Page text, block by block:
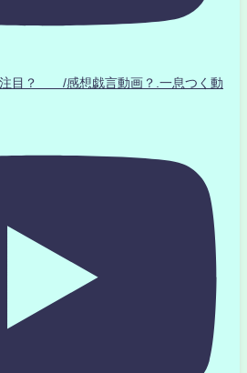
注目？ /感想戯言動画？.一息つく動